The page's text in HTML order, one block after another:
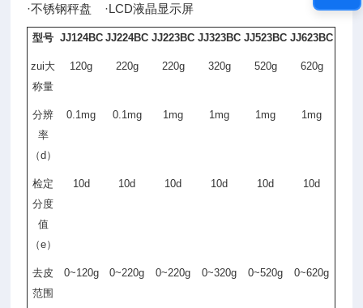
·不锈钢秤盘 ·LCD液晶显示屏
型号 JJ124BC JJ224BC JJ223BC JJ323BC JJ523BC JJ623BC
zui大
称量
120g 220g 220g 320g 520g 620g
分辨
率
（d ）
0.1mg 0.1mg 1mg 1mg 1mg 1mg
检定
分度
值
（e）
10d 10d 10d 10d 10d 10d
去皮
范围
0~120g 0~220g 0~220g 0~320g 0~520g 0~620g